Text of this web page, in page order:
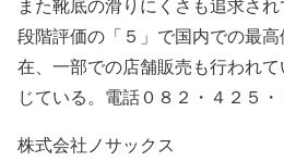
また靴底の滑りにくさも追求さ
段階評価の「５」で国内での最
在、一部での店舗販売も行われ
じている。電話０８２・４２５・
株式会社ノサックス